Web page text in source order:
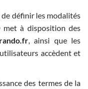
définir les modalités
met à disposition des
, ainsi que les
accèdent et
des termes de la